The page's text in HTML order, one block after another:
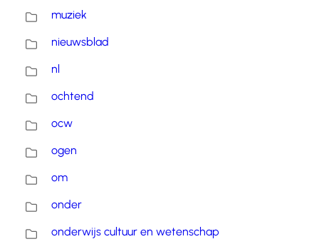
muziek
nieuwsblad
nl
ochtend
ocw
ogen
om
onder
onderwijs cultuur en wetenschap